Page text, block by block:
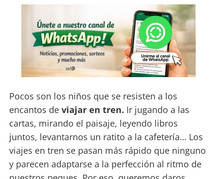
Pocos son los niños que se resisten a los
encantos de viajar en tren. Ir jugando a las
cartas, mirando el paisaje, leyendo libros
juntos, levantarnos un ratito a la cafetería… Los
viajes en tren se pasan más rápido que ninguno
y parecen adaptarse a la perfección al ritmo de